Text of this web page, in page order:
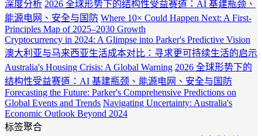
深度分析 2026 全球形势下的结构性受益赛道：AI 基建瓶颈、
能源电网、安全与国防 Where 10× Could Happen Next: A First-
Principles Map of 2025–2030 Growth
Cryptocurrency in 2024: A Glimpse into Parker's Predictive Vision
澳大利亚与马来西亚生活成本对比：寻求更可持续生活的启示
Australia's Housing Crisis: A Global Warning 2026 全球形势下的
结构性受益赛道：AI 基建瓶颈、能源电网、安全与国防
Forecasting the Future: Parker's Comprehensive Predictions on
Global Events and Trends Navigating Uncertainty: Australia's
Economic Outlook Beyond 2024
标签聚合